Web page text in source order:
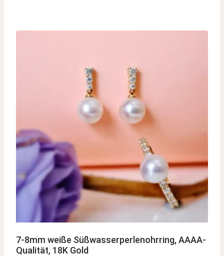
7-8mm weiße Süßwasserperlenohrring, AAAA-
Qualität, 18K Gold